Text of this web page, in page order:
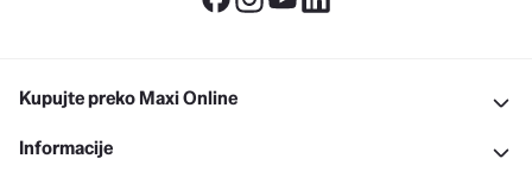
Kupujte preko Maxi Online
Informacije